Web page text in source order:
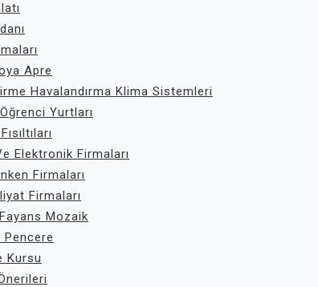
Apre
Havalandırma Klima Sistemleri
Yurtları
Elektronik Firmaları
Firmaları
Firmaları
Mozaik
Kursu